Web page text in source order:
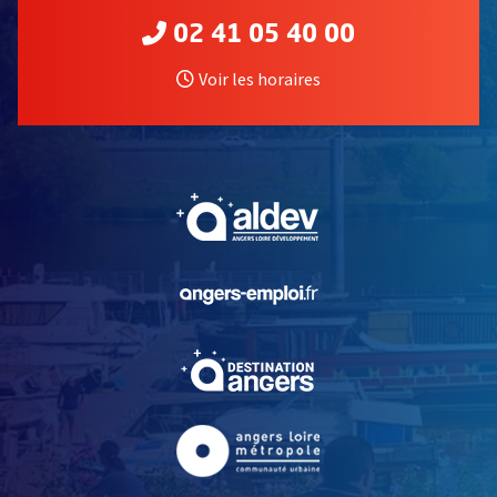
02 41 05 40 00
Voir les horaires
, Ouvre une nouvelle
, Ouvre une nouvelle